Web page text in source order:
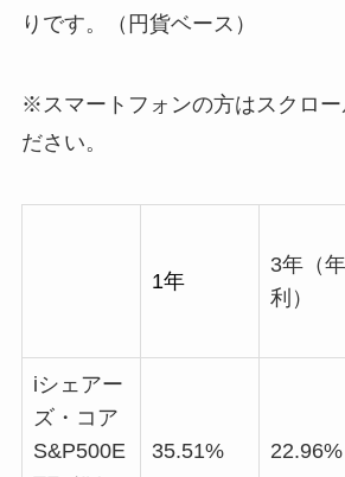
りです。（円貨ベース）
※スマートフォンの方はスクロー
ださい。
1年
3年（年
利）
iシェアー
ズ・コア
S&P500E
35.51% 22.96%